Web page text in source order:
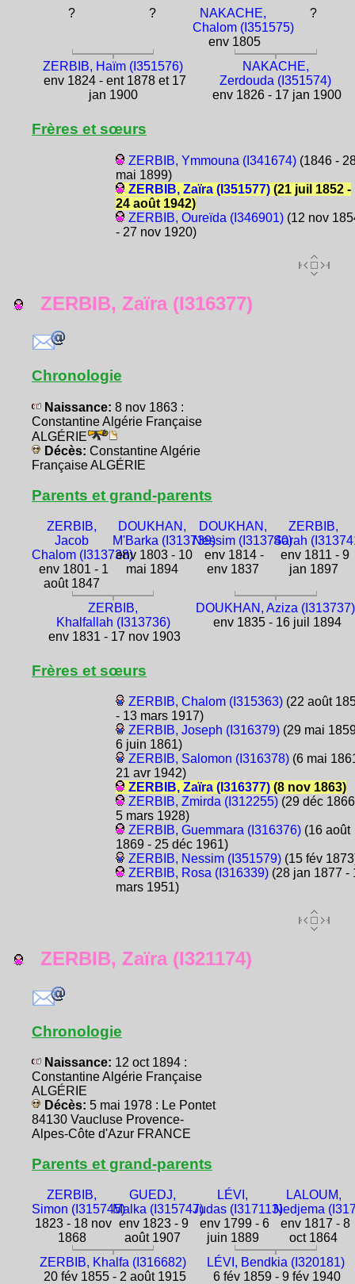
? ?
NAKACHE,
Chalom (I351575)
env 1805
?
ZERBIB, Haïm (I351576)
env 1824 - ent 1878 et 17
jan 1900
NAKACHE,
Zerdouda (I351574)
env 1826 - 17 jan 1900
Frères et sœurs
ZERBIB, Ymmouna (I341674)(1846 -
mai 1899)
ZERBIB, Zaïra (I351577)(21 juil 1852 -
24 août 1942)
ZERBIB, Oureïda (I346901)(12 nov
- 27 nov 1920)
ZERBIB, Zaïra (I316377)
Chronologie
Naissance: 8 nov 1863 :
Constantine Algérie Française
ALGÉRIE
Décès: Constantine Algérie
Française ALGÉRIE
Parents et grand-parents
ZERBIB,
Jacob
Chalom (I313738)
env 1801 - 1
août 1847
DOUKHAN,
M'Barka (I313739)
env 1803 - 10
mai 1894
DOUKHAN,
Nessim (I313740)
env 1814 -
env 1837
ZERBIB,
Sarah
env 1811 - 9
jan 1897
ZERBIB,
Khalfallah (I313736)
env 1831 - 17 nov 1903
DOUKHAN, Aziza (I313737)
env 1835 - 16 juil 1894
Frères et sœurs
ZERBIB, Chalom (I315363)(22 août
- 13 mars 1917)
ZERBIB, Joseph (I316379)(29 mai
6 juin 1861)
ZERBIB, Salomon (I316378)(6 mai
21 avr 1942)
ZERBIB, Zaïra (I316377)(8 nov 1863)
ZERBIB, Zmirda (I312255)(29 déc
5 mars 1928)
ZERBIB, Guemmara (I316376)(16 août
1869 - 25 déc 1961)
ZERBIB, Nessim (I351579)(15 fév
ZERBIB, Rosa (I316339)(28 jan 1877 -
mars 1951)
ZERBIB, Zaïra (I321174)
Chronologie
Naissance: 12 oct 1894 :
Constantine Algérie Française
ALGÉRIE
Décès: 5 mai 1978 : Le Pontet
84130 Vaucluse Provence-
Alpes-Côte d'Azur FRANCE
Parents et grand-parents
ZERBIB,
Simon (I315745)
1823 - 18 nov
1868
GUEDJ,
Malka (I315747)
env 1823 - 9
août 1907
LÉVI,
Judas (I317113)
env 1799 - 6
juin 1889
LALOUM,
Nedjema
env 1817 - 8
oct 1864
ZERBIB, Khalfa (I316682)
20 fév 1855 - 2 août 1915
LÉVI, Bendkia (I320181)
6 fév 1859 - 9 fév 1940